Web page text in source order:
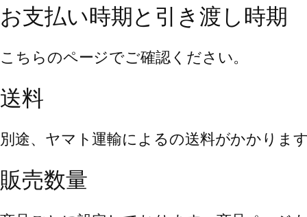
お支払い時期と引き渡し時期
こちらのページでご確認ください。
送料
別途、ヤマト運輸によるの送料がかかりま
販売数量